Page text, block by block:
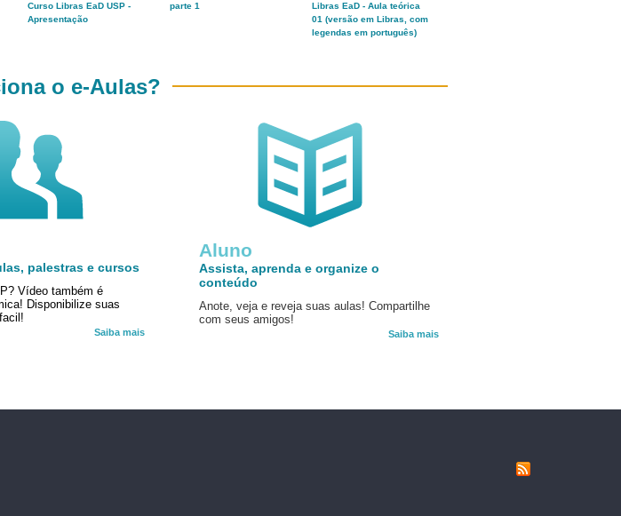
Curso Libras EaD USP -
Apresentação
parte 1
Libras EaD - Aula teórica
01 (versão em Libras, com
legendas em português)
Aluno
Assista, aprenda e organize o
conteúdo
Anote, veja e reveja suas aulas! Compartilhe
com seus amigos!
Saiba mais
o e-Aulas?
palestras e cursos
Vídeo também é
Disponibilize suas
Saiba mais